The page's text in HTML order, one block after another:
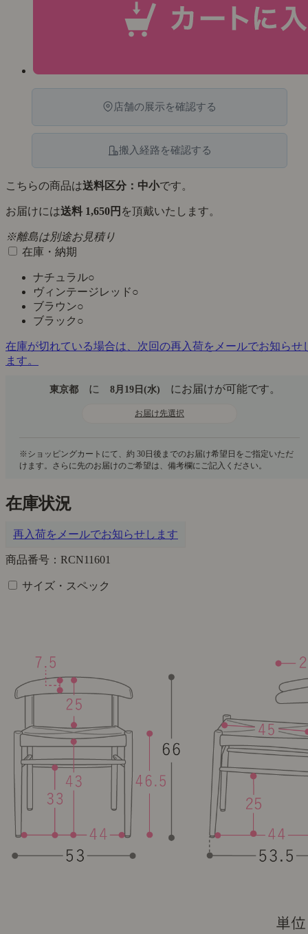
店舗の展示を確認する
搬入経路を確認する
こちらの商品は送料区分：中小です。
お届けには送料 1,650円 を頂戴いたします。
※離島は別途お見積り
在庫・納期
ナチュラル○
ヴィンテージレッド○
ブラウン○
ブラック ○
在庫が切れている場合は、次回の再入荷をメールでお知らせ
ます。
東京都 に 8月19日(水) にお届けが可能です。
お届け先選択
在庫状況
再入荷をメールでお知らせします
商品番号：RCN11601
サイズ・スペック